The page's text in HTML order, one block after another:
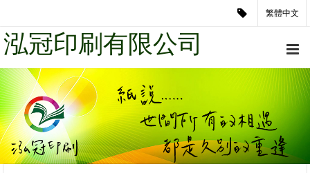
繁體中文
泓冠印刷有限公司